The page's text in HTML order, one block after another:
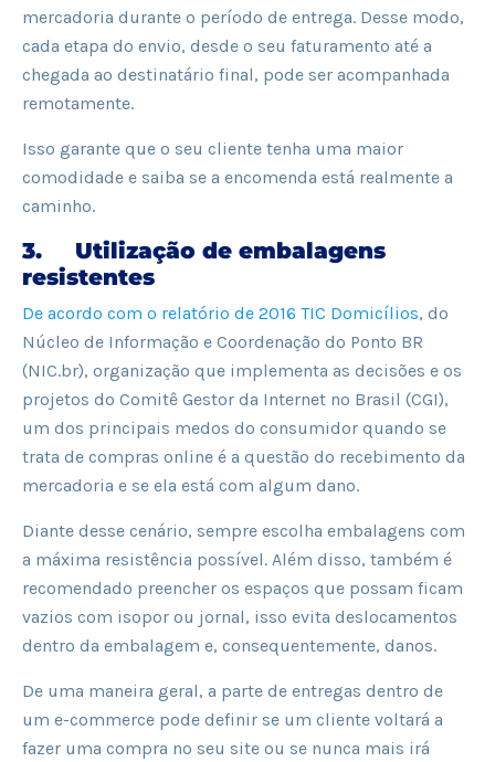
mercadoria durante o período de entrega. Desse modo,
cada etapa do envio, desde o seu faturamento até a
chegada ao destinatário final, pode ser acompanhada
remotamente.
Isso garante que o seu cliente tenha uma maior
comodidade e saiba se a encomenda está realmente a
caminho.
3. Utilização de embalagens
resistentes
De acordo com o relatório de 2016 TIC Domicílios, do
Núcleo de Informação e Coordenação do Ponto BR
(NIC.br), organização que implementa as decisões e os
projetos do Comitê Gestor da Internet no Brasil (CGI),
um dos principais medos do consumidor quando se
trata de compras online é a questão do recebimento da
mercadoria e se ela está com algum dano.
Diante desse cenário, sempre escolha embalagens com
a máxima resistência possível. Além disso, também é
recomendado preencher os espaços que possam ficam
vazios com isopor ou jornal, isso evita deslocamentos
dentro da embalagem e, consequentemente, danos.
De uma maneira geral, a parte de entregas dentro de
um e-commerce pode definir se um cliente voltará a
fazer uma compra no seu site ou se nunca mais irá